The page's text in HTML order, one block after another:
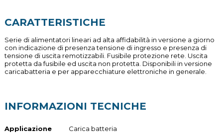
CARATTERISTICHE
Serie di alimentatori lineari ad alta affidabilità in versione a giorno
con indicazione di presenza tensione di ingresso e presenza di
tensione di uscita remotizzabili. Fusibile protezione rete. Uscita
protetta da fusibile ed uscita non protetta. Disponibili in versione
caricabatteria e per apparecchiature elettroniche in generale.
INFORMAZIONI TECNICHE
Applicazione
Carica batteria